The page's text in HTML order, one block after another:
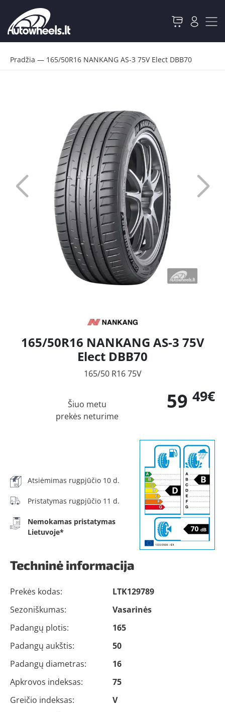
Pradžia — 165/50R16 NANKANG AS-3 75V Elect DBB70
165/50R16 NANKANG AS-3 75V
Elect DBB70
165/50 R16 75V
59 49€
Šiuo metu
prekės neturime
Atsiėmimas rugpjūčio 10 d.
Pristatymas rugpjūčio 11 d.
Nemokamas pristatymas
Lietuvoje*
Techninė informacija
Prekės kodas:
LTK129789
Sezoniškumas:
Vasarinės
Padangų plotis:
165
Padangų aukštis:
50
Padangų diametras:
16
Apkrovos indeksas:
75
Greičio indeksas:
V